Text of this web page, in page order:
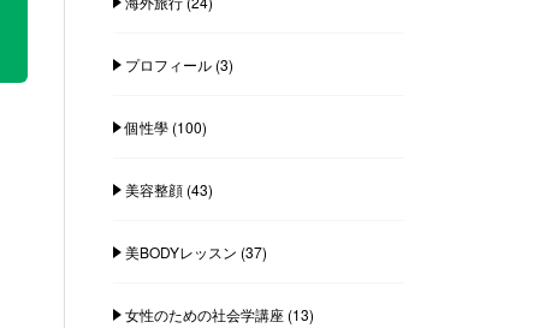
プロフィール(3)
個性學(100)
美容整顔(43)
美BODYレッスン (37)
女性のための社会学講座(13)